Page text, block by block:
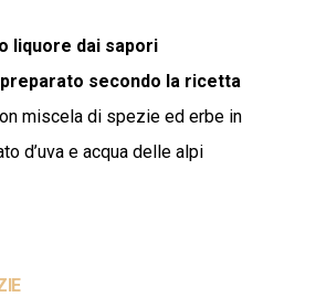
liquore dai sapori
secondo la ricetta
miscela di spezie ed erbe in
d’uva e acqua delle alpi